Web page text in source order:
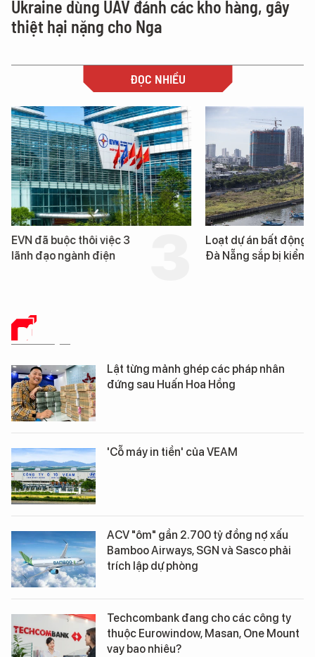
Ukraine dùng UAV đánh các kho hàng, gây
thiệt hại nặng cho Nga
ĐỌC NHIỀU
EVN đã buộc thôi việc 3
lãnh đạo ngành điện
Loạt dự án bất động
Đà Nẵng sắp bị kiểm
DỮ LIỆU
Lật từng mảnh ghép các pháp nhân
đứng sau Huấn Hoa Hồng
'Cỗ máy in tiền' của VEAM
ACV "ôm" gần 2.700 tỷ đồng nợ xấu
Bamboo Airways, SGN và Sasco phải
trích lập dự phòng
Techcombank đang cho các công ty
thuộc Eurowindow, Masan, One Mount
vay bao nhiêu?